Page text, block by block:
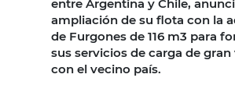
entre Argentina y Chile,
ampliación de su flota con la
de Furgones de 116 m3 para
sus servicios de carga de
con el vecino país.